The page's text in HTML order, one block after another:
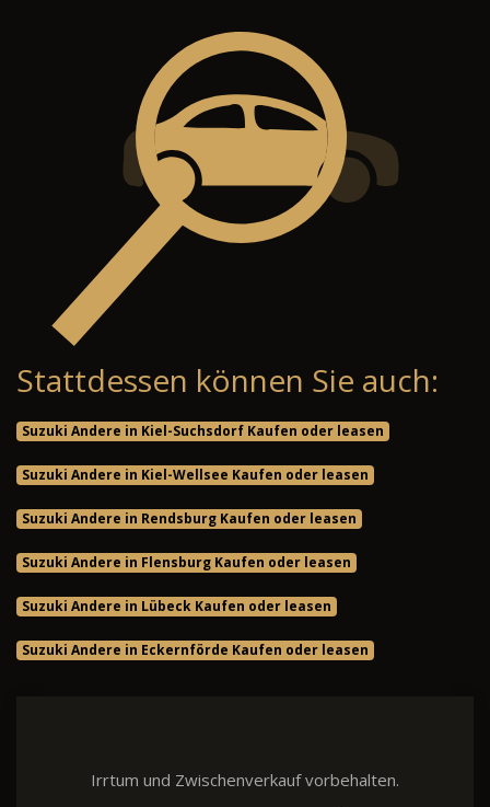
Stattdessen können Sie auch:
Suzuki Andere in Kiel-Suchsdorf Kaufen oder leasen
Suzuki Andere in Kiel-Wellsee Kaufen oder leasen
Suzuki Andere in Rendsburg Kaufen oder leasen
Suzuki Andere in Flensburg Kaufen oder leasen
Suzuki Andere in Lübeck Kaufen oder leasen
Suzuki Andere in Eckernförde Kaufen oder leasen
Irrtum und Zwischenverkauf vorbehalten.